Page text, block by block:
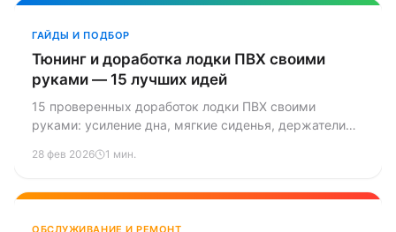
ГАЙДЫ И ПОДБОР
Тюнинг и доработка лодки ПВХ своими
руками — 15 лучших идей
15 проверенных доработок лодки ПВХ своими
руками: усиление дна, мягкие сиденья, держатели
полезные идеи с ценами и инструкциями.
28 фев 2026 1 мин.
ОБСЛУЖИВАНИЕ И РЕМОНТ